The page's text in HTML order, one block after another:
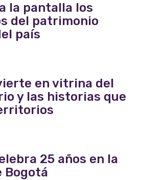
la pantalla los
del patrimonio
país
en vitrina del
y las historias que
25 años en la
Bogotá